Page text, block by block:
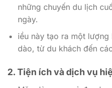
những chuyến du lịch
ngày.
iều này tạo ra một
dào, từ du khách đến
2. Tiện ích và dịch vụ